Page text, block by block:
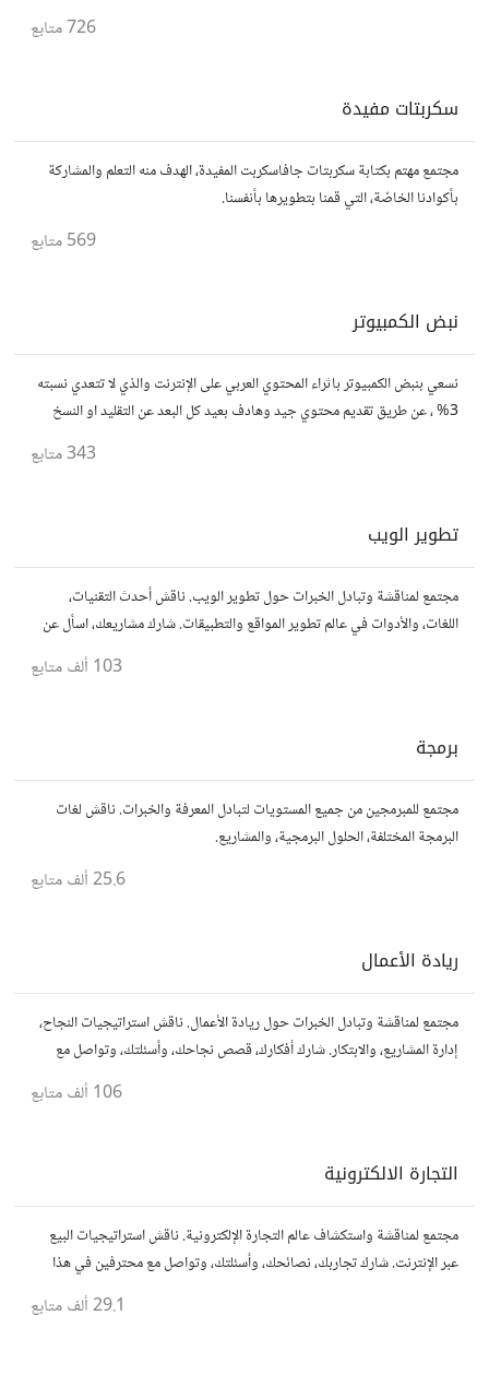
726متابع
سكربتات مفيدة
مجتمع مهتم بكتابة سكربتات جافاسكربت المفيدة، الهدف منه التعلم والمشاركة
بأكوادنا الخاصّة، التي قمنا بتطويرها بأنفسنا.
569متابع
نبض الكمبيوتر
نسعي بنبض الكمبيوتر باثراء المحتوي العربي على الإنترنت والذي لا تتعدي نسبته
3% ، عن طريق تقديم محتوي جيد وهادف بعيد كل البعد عن التقليد او النسخ
343متابع
تطوير الويب
مجتمع لمناقشة وتبادل الخبرات حول تطوير الويب. ناقش أحدث التقنيات،
اللغات، والأدوات في عالم تطوير المواقع والتطبيقات. شارك مشاريعك، اسأل عن
103 ألف متابع
برمجة
مجتمع للمبرمجين من جميع المستويات لتبادل المعرفة والخبرات. ناقش لغات
البرمجة المختلفة، الحلول البرمجية، والمشاريع.
25.6 ألف متابع
ريادة الأعمال
مجتمع لمناقشة وتبادل الخبرات حول ريادة الأعمال. ناقش استراتيجيات النجاح،
إدارة المشاريع، والابتكار. شارك أفكارك، قصص نجاحك، وأسئلتك، وتواصل مع
106 ألف متابع
التجارة الالكترونية
مجتمع لمناقشة واستكشاف عالم التجارة الإلكترونية. ناقش استراتيجيات البيع
عبر الإنترنت. شارك تجاربك، نصائحك، وأسئلتك، وتواصل مع محترفين في هذا
29.1 ألف متابع